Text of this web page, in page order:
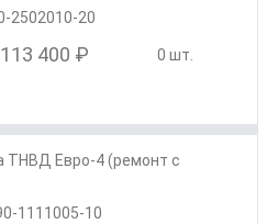
2502010-20
113 400 ₽ 0 шт.
ТНВД Евро-4 (ремонт с
1111005-10